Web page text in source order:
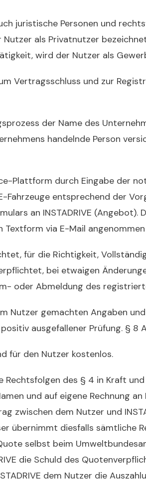
juristische Personen und
als Privatnutzer
wird der Nutzer als
Vertragsschluss und zur
der Name des
handelnde Person
Plattform durch Eingabe der
entsprechend der
an INSTADRIVE (Angebot).
via E-Mail
für die Richtigkeit,
bei etwaigen
oder Abmeldung des
Nutzer gemachten Angaben
ausgefallener Prüfung. § 8
für den Nutzer kostenlos.
des § 4 in Kraft
und auf eigene Rechnung
zwischen dem Nutzer und
diesfalls sämtliche
selbst beim
die Schuld des
dem Nutzer die